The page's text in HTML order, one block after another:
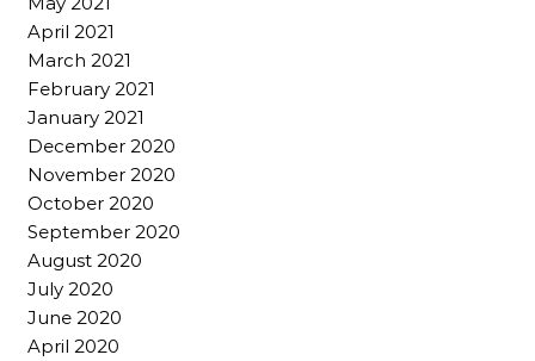
April 2021
March 2021
February 2021
January 2021
December 2020
November 2020
October 2020
September 2020
August 2020
July 2020
June 2020
April 2020